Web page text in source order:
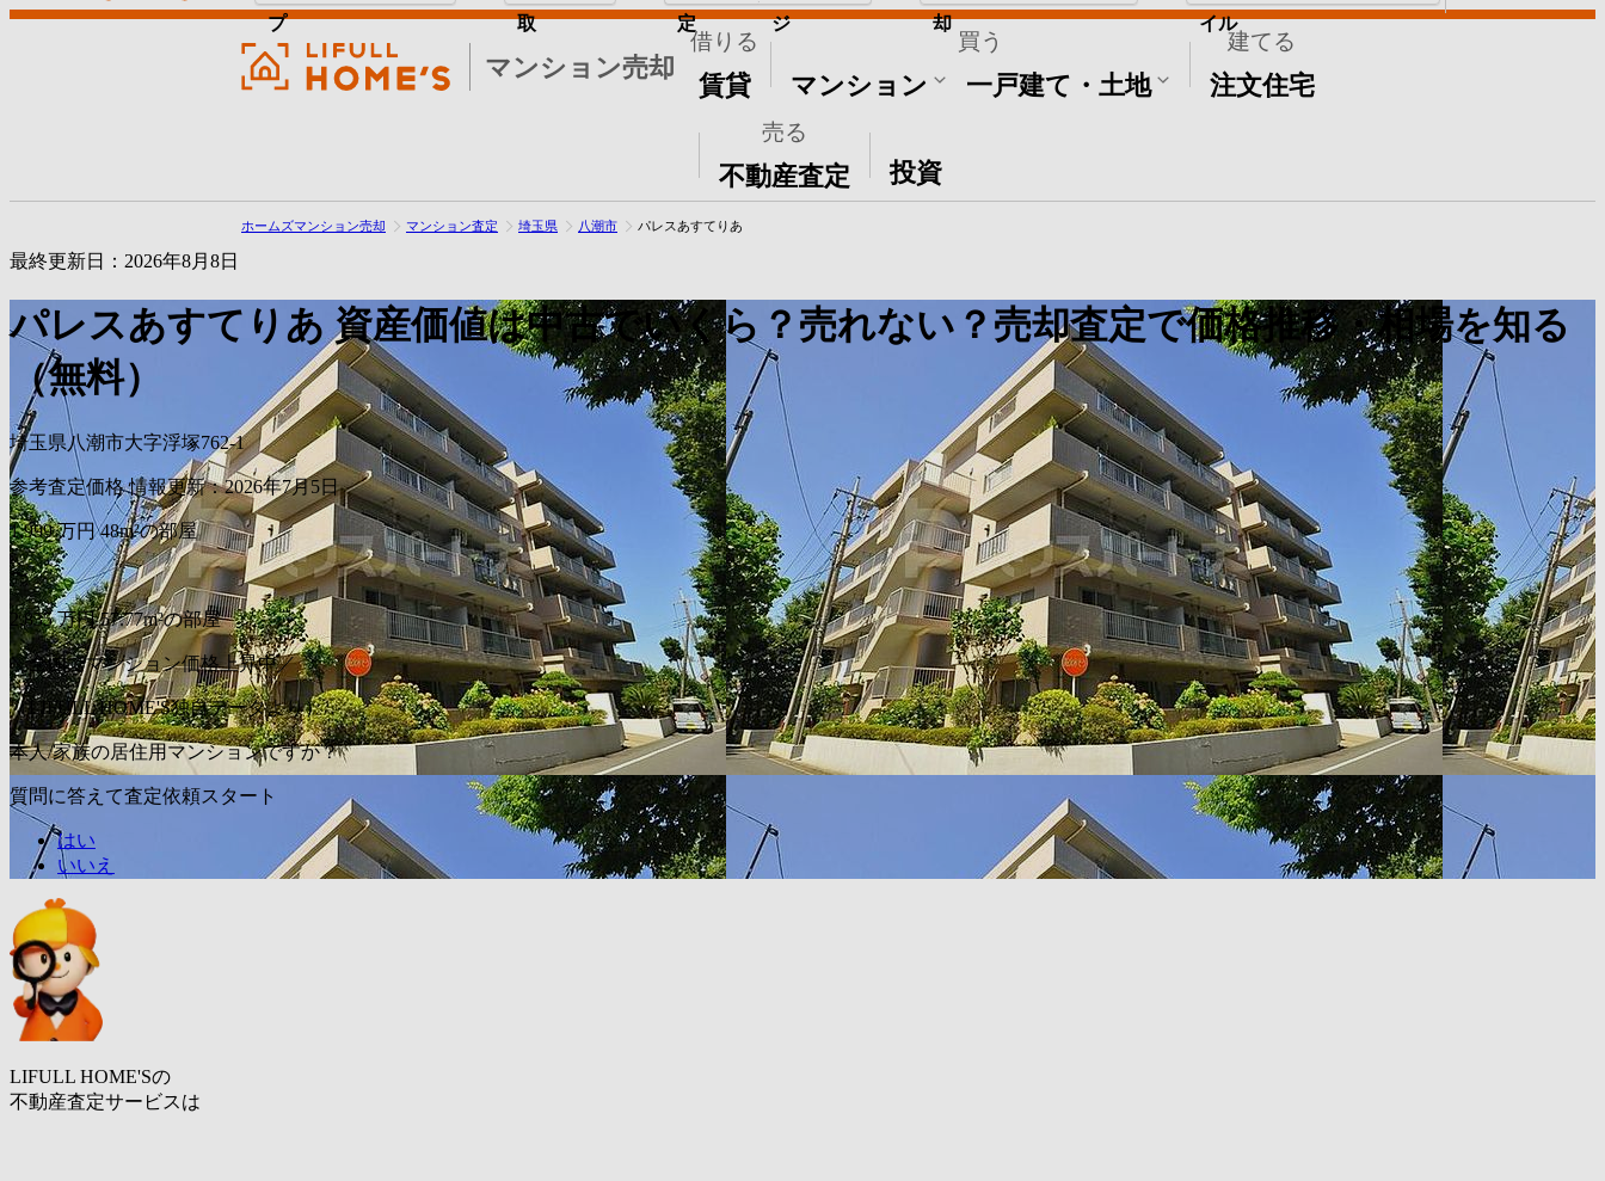
マンション売却
借りる
賃貸
買う
マンション 一戸建て・土地
建てる
注文住宅
売る
不動産査定
その他
投資
プ 取 定 ジ 却 イル
ホームズマンション売却 マンション査定 埼玉県 八潮市 パレスあすてりあ
最終更新日：2026年8月8日
パレスあすてりあ 資産価値は中古でいくら？売れない？売却査定で価格推移・相場を知る
（無料）
埼玉県八潮市大字浮塚762-1
参考査定価格 情報更新：2026年7月5日
1,999 万円 48m²の部屋
〜
2,835 万円 57.77m²の部屋
＼全国でマンション価格上昇中／
（LIFULL HOME'S独自データより）
本人/家族の居住用マンションですか？
質問に答えて査定依頼スタート
はい
いいえ
LIFULL HOME'Sの
不動産査定サービスは